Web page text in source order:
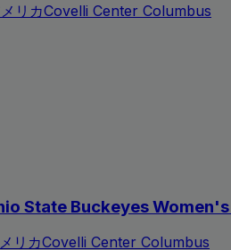
リカCovelli Center Columbus
State Buckeyes
リカCovelli Center Columbus